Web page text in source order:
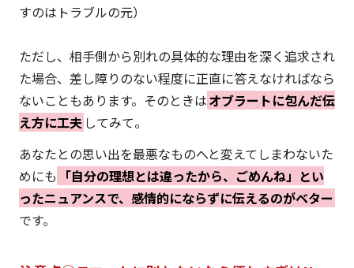
すのはトラブルの元）
ただし、相手側から別れの具体的な理由を深く追求され
た場合、差し障りのない程度に正直に答えなければなら
ないこともあります。そのときはオブラートに包んだ伝
え方に工夫 してみて。
あなたとの思い出を最悪なものへと変えてしまわないた
めにも 「自分の理想とは違ったから、ごめんね」とい
ったニュアンスで、感情的にならずに伝えるのがベター
です。